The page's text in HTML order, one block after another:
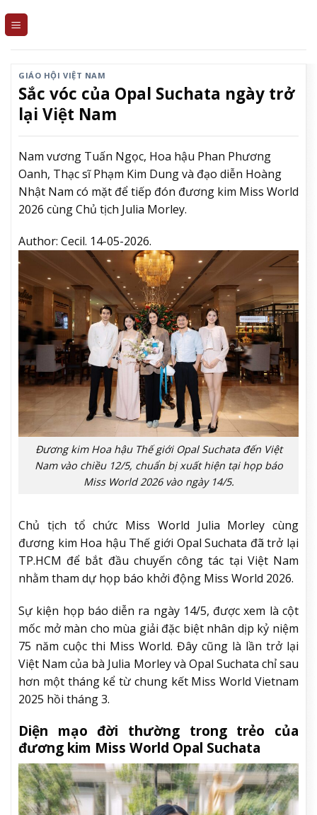
GIÁO HỘI VIỆT NAM
Sắc vóc của Opal Suchata ngày trở
lại Việt Nam
Nam vương Tuấn Ngọc, Hoa hậu Phan Phương
Oanh, Thạc sĩ Phạm Kim Dung và đạo diễn Hoàng
Nhật Nam có mặt để tiếp đón đương kim Miss World
2026 cùng Chủ tịch Julia Morley.
Author: Cecil. 14-05-2026.
Đương kim Hoa hậu Thế giới Opal Suchata đến Việt
Nam vào chiều 12/5, chuẩn bị xuất hiện tại họp báo
Miss World 2026 vào ngày 14/5.
Chủ tịch tổ chức Miss World Julia Morley cùng
đương kim Hoa hậu Thế giới Opal Suchata đã trở lại
TP.HCM để bắt đầu chuyến công tác tại Việt Nam
nhằm tham dự họp báo khởi động Miss World 2026.
Sự kiện họp báo diễn ra ngày 14/5, được xem là cột
mốc mở màn cho mùa giải đặc biệt nhân dịp kỷ niệm
75 năm cuộc thi Miss World. Đây cũng là lần trở lại
Việt Nam của bà Julia Morley và Opal Suchata chỉ sau
hơn một tháng kể từ chung kết Miss World Vietnam
2025 hồi tháng 3.
Diện mạo đời thường trong trẻo của
đương kim Miss World Opal Suchata